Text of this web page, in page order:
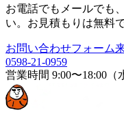
お電話でもメールでも
い。お見積もりは無料で
お問い合わせフォーム
0598-21-0959
営業時間 9:00〜18:00（